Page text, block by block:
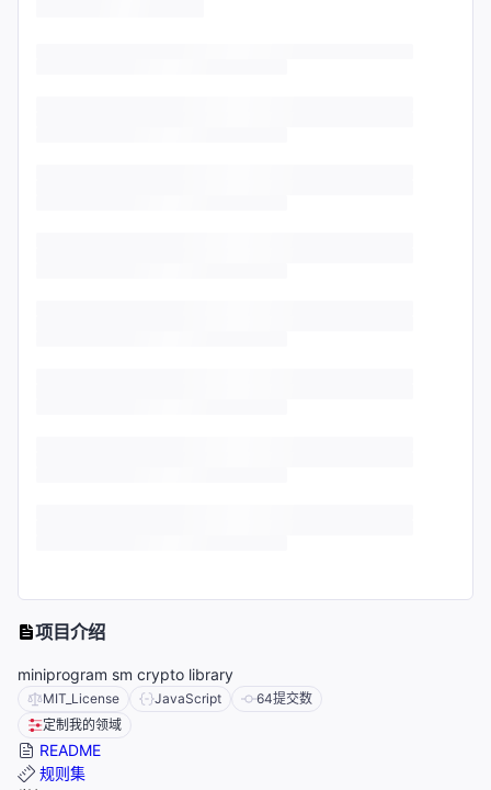
项目介绍
miniprogram sm crypto library
MIT_License JavaScript 64提交数
定制我的领域
README
规则集